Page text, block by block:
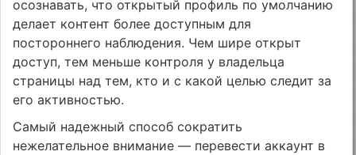
осознавать, что открытый профиль по умолчанию
делает контент более доступным для
постороннего наблюдения. Чем шире открыт
доступ, тем меньше контроля у владельца
страницы над тем, кто и с какой целью следит за
его активностью.
Самый надежный способ сократить
нежелательное внимание — перевести аккаунт в